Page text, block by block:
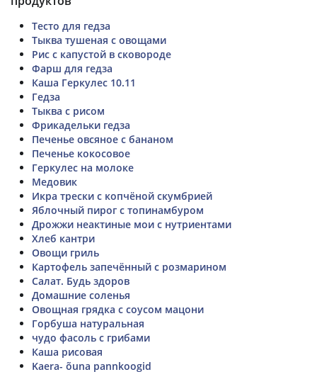
Тесто для гедза
Тыква тушеная с овощами
Рис с капустой в сковороде
Фарш для гедза
Каша Геркулес 10.11
Гедза
Тыква с рисом
Фрикадельки гедза
Печенье овсяное с бананом
Печенье кокосовое
Геркулес на молоке
Медовик
Икра трески с копчёной скумбрией
Яблочный пирог с топинамбуром
Дрожжи неактиные мои с нутриентами
Хлеб кантри
Овощи гриль
Картофель запечённый с розмарином
Салат. Будь здоров
Домашние соленья
Овощная грядка с соусом мацони
Горбуша натуральная
чудо фасоль с грибами
Каша рисовая
Kaera- õuna pannkoogid